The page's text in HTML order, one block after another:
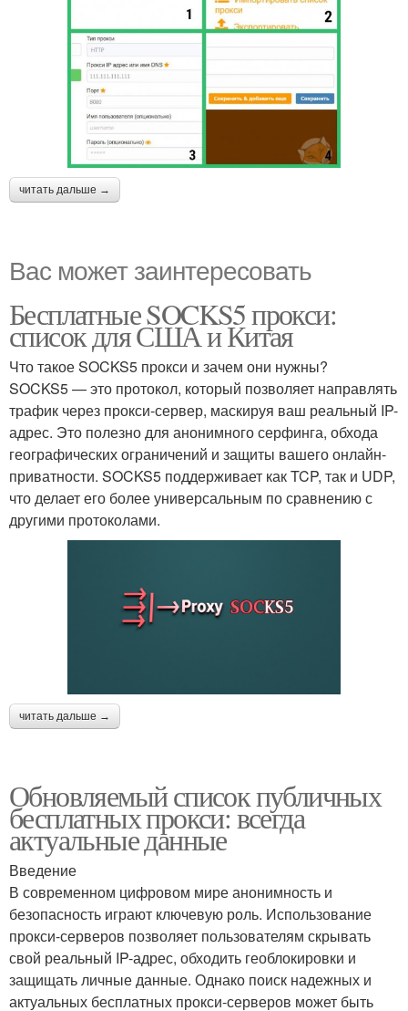
читать дальше →
Вас может заинтересовать
Бесплатные SOCKS5 прокси:
список для США и Китая
Что такое SOCKS5 прокси и зачем они нужны?
SOCKS5 — это протокол, который позволяет направлять
трафик через прокси-сервер, маскируя ваш реальный IP-
адрес. Это полезно для анонимного серфинга, обхода
географических ограничений и защиты вашего онлайн-
приватности. SOCKS5 поддерживает как TCP, так и UDP,
что делает его более универсальным по сравнению с
другими протоколами.
читать дальше →
Обновляемый список публичных
бесплатных прокси: всегда
актуальные данные
Введение
В современном цифровом мире анонимность и
безопасность играют ключевую роль. Использование
прокси-серверов позволяет пользователям скрывать
свой реальный IP-адрес, обходить геоблокировки и
защищать личные данные. Однако поиск надежных и
актуальных бесплатных прокси-серверов может быть